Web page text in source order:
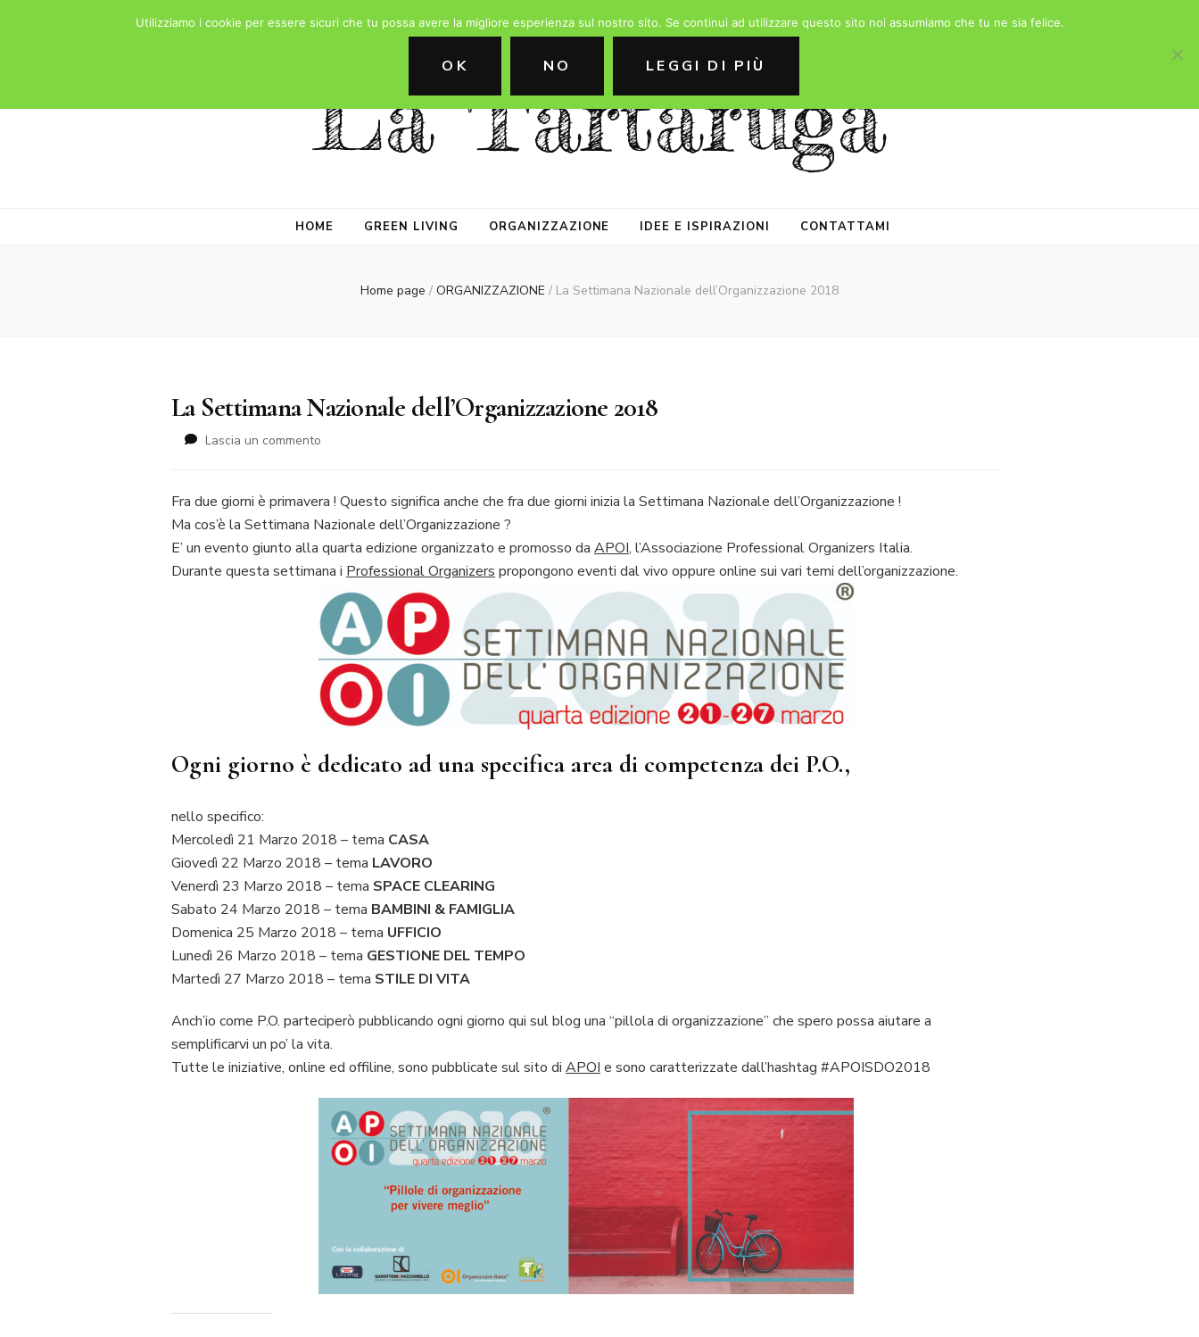
La Tartaruga
HOME GREEN LIVING ORGANIZZAZIONE IDEE E ISPIRAZIONI CONTATTAMI
Home page / ORGANIZZAZIONE / La Settimana Nazionale dell’Organizzazione 2018
La Settimana Nazionale dell’Organizzazione 2018
Lascia un commento
Nazionale
dell’Organizzazione
2018
Fra due giorni è primavera ! Questo significa anche che fra due giorni inizia la Settimana Nazionale dell’Organizzazione !
Ma cos’è la Settimana Nazionale dell’Organizzazione ?
E’ un evento giunto alla quarta edizione organizzato e promosso da APOI, l’Associazione Professional Organizers Italia.
Durante questa settimana i Professional Organizers propongono eventi dal vivo oppure online sui vari temi dell’organizzazione.
Ogni giorno è dedicato ad una specifica area di competenza dei P.O.,
nello specifico:
Mercoledì 21 Marzo 2018 – tema CASA
Giovedì 22 Marzo 2018 – tema LAVORO
Venerdì 23 Marzo 2018 – tema SPACE CLEARING
Sabato 24 Marzo 2018 – tema BAMBINI & FAMIGLIA
Domenica 25 Marzo 2018 – tema UFFICIO
Lunedì 26 Marzo 2018 – tema GESTIONE DEL TEMPO
Martedì 27 Marzo 2018 – tema STILE DI VITA
Anch’io come P.O. parteciperò pubblicando ogni giorno qui sul blog una “pillola di organizzazione” che spero possa aiutare a
semplificarvi un po’ la vita.
Tutte le iniziative, online ed offiline, sono pubblicate sul sito di APOI e sono caratterizzate dall’hashtag #APOISDO2018
Utilizziamo i cookie per essere sicuri che tu possa avere la migliore esperienza sul nostro sito. Se continui ad utilizzare questo sito noi assumiamo che tu ne sia felice.
OK NO LEGGI DI PIÙ